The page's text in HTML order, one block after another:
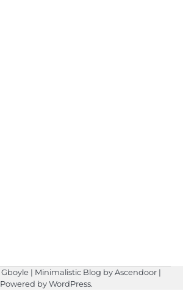
Gboyle | Minimalistic Blog byAscendoor |
Powered byWordPress.